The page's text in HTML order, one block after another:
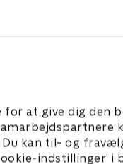
at give dig den
kan til- og
indstillinger’ i
tilbringer tid med
Rays mentor, Ezra